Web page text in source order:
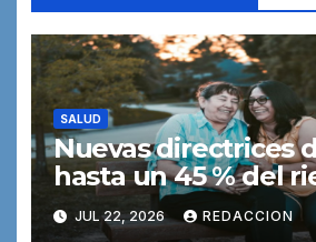
SALUD
Nuevas directrices
hasta un 45 % del
demencia podría
retrasarse
JUL 22, 2026 REDACCION